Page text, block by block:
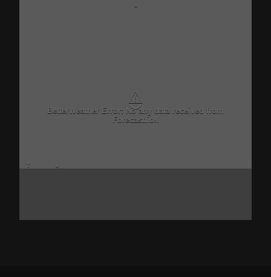
-
⚠
BetterWeather Error: No any data received from
Forecast.io!.